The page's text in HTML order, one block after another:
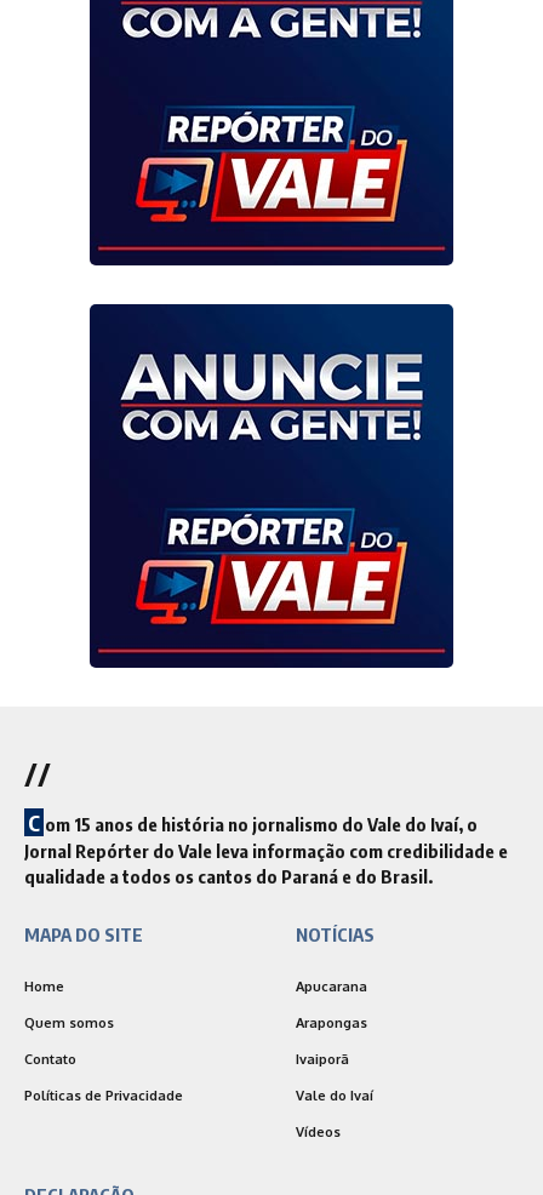
//
C om 15 anos de história no jornalismo do Vale do Ivaí, o
Jornal Repórter do Vale leva informação com credibilidade e
qualidade a todos os cantos do Paraná e do Brasil.
MAPA DO SITE
Home
Quem somos
Contato
Políticas de Privacidade
NOTÍCIAS
Apucarana
Arapongas
Ivaiporã
Vale do Ivaí
Vídeos